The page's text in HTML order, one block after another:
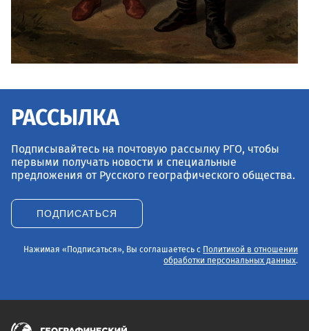
РАССЫЛКА
Подписывайтесь на почтовую рассылку РГО, чтобы
первыми получать новости и специальные
предложения от Русского географического общества.
ПОДПИСАТЬСЯ
Нажимая «Подписаться», Вы соглашаетесь с
Политикой в отношении
обработки персональных данных.